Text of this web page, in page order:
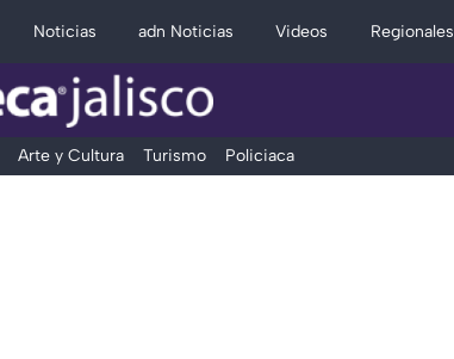
Noticias adn Noticias Videos Regionales
Arte y Cultura Turismo Policiaca